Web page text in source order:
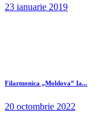
23 ianuarie 2019
Filarmonica „Moldova” Ia...
20 octombrie 2022